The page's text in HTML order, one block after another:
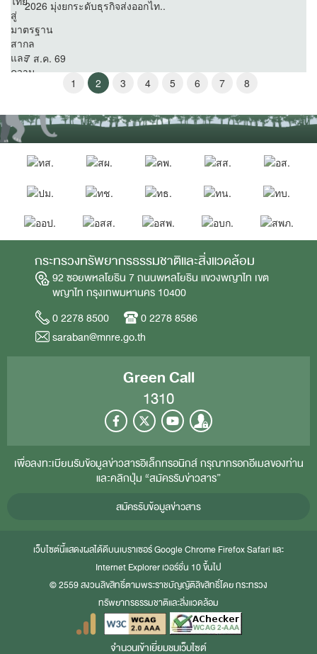
2026 มุ่งยกระดับธุรกิจส่งออกไท..
7 ส.ค. 69
1
2 3 4 5 6 7 8
กระทรวงทรัพยากรธรรมชาติและสิ่งแวดล้อม
92 ซอยพหลโยธิน 7 ถนนพหลโยธิน แขวงพญาไท เขต
พญาไท กรุงเทพมหานคร 10400
0 2278 8500
0 2278 8586
saraban@mnre.go.th
Green Call
1310
เพื่อลงทะเบียนรับข้อมูลข่าวสารอิเล็กทรอนิกส์ กรุณากรอกอีเมลของท่าน
และคลิกปุ่ม “สมัครรับข่าวสาร”
สมัครรับข้อมูลข่าวสาร
เว็บไซต์นี้แสดงผลได้ดีบนเบราเซอร์Google Chrome FirefoxSafari และ
Internet Explorer เวอร์ชั่น 10 ขึ้นไป
© 2559 สงวนลิขสิทธิ์ตามพระราชบัญญัติลิขสิทธิ์โดย กระทรวง
ทรัพยากรธรรมชาติและสิ่งแวดล้อม
จำนวนเข้าเยี่ยมชมเว็บไซต์